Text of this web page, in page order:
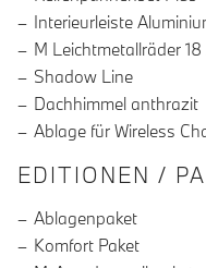
Interieurleiste
M Leichtmetallräder
Shadow Line
Dachhimmel anthrazit
Ablage für Wireless
EDITIONEN /
Ablagenpaket
Komfort Paket